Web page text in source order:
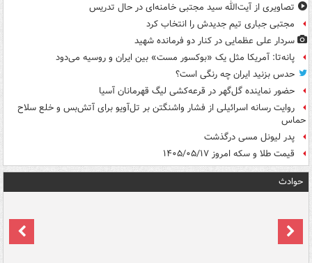
تصاویری از آیت‌الله سید مجتبی خامنه‌ای در حال تدریس
مجتبی جباری تیم جدیدش را انتخاب کرد
سردار علی عظمایی در کنار دو فرمانده شهید
پانه‌تا: آمریکا مثل یک «بوکسور مست» بین ایران و روسیه می‌دود
حدس بزنید ایران چه رنگی است؟
حضور نماینده گل‌گهر در قرعه‌کشی لیگ قهرمانان آسیا
روایت رسانه اسرائیلی از فشار واشنگتن بر تل‌آویو برای آتش‌بس و خلع سلاح
حماس
پدر لیونل مسی درگذشت
قیمت طلا و سکه امروز ۱۴۰۵/۰۵/۱۷
حوادث